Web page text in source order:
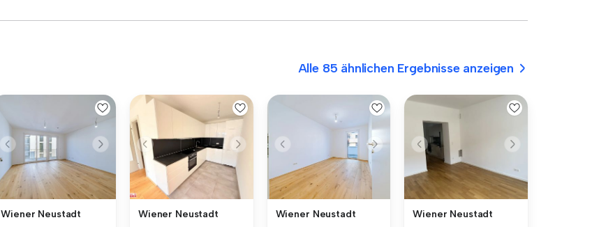
Alle 85 ähnlichen Ergebnisse anzeigen
Wiener Neustadt Wiener Neustadt Wiener Neustadt Wiener Neustadt